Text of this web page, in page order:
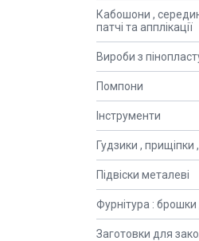
Кабошони ,
патчі та апплікації
Вироби з
Помпони
Інструменти
Гудзики , прищіпки
Підвіски металеві
Фурнітура : брошки
Заготовки для